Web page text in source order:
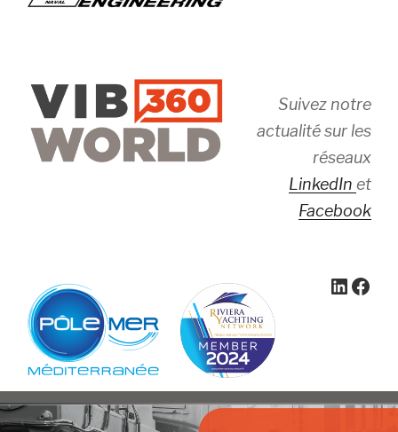
Suivez notre
actualité sur les
réseaux
LinkedIn et
Facebook